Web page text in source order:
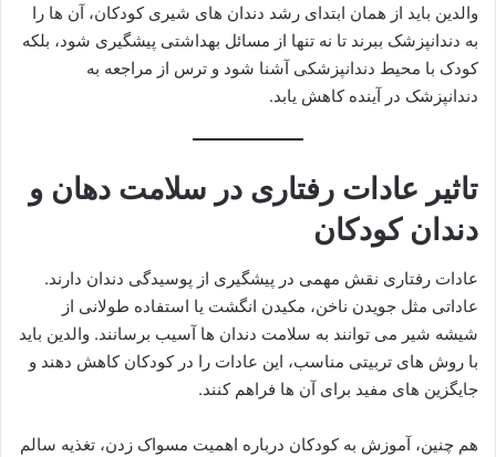
والدین باید از همان ابتدای رشد دندان های شیری کودکان، آن ها را
به دندانپزشک ببرند تا نه تنها از مسائل بهداشتی پیشگیری شود، بلکه
کودک با محیط دندانپزشکی آشنا شود و ترس از مراجعه به
دندانپزشک در آینده کاهش یابد.
تاثیر عادات رفتاری در سلامت دهان و
دندان کودکان
عادات رفتاری نقش مهمی در پیشگیری از پوسیدگی دندان دارند.
عاداتی مثل جویدن ناخن، مکیدن انگشت یا استفاده طولانی از
شیشه شیر می توانند به سلامت دندان ها آسیب برسانند. والدین باید
با روش های تربیتی مناسب، این عادات را در کودکان کاهش دهند و
جایگزین های مفید برای آن ها فراهم کنند.
هم چنین، آموزش به کودکان درباره اهمیت مسواک زدن، تغذیه سالم